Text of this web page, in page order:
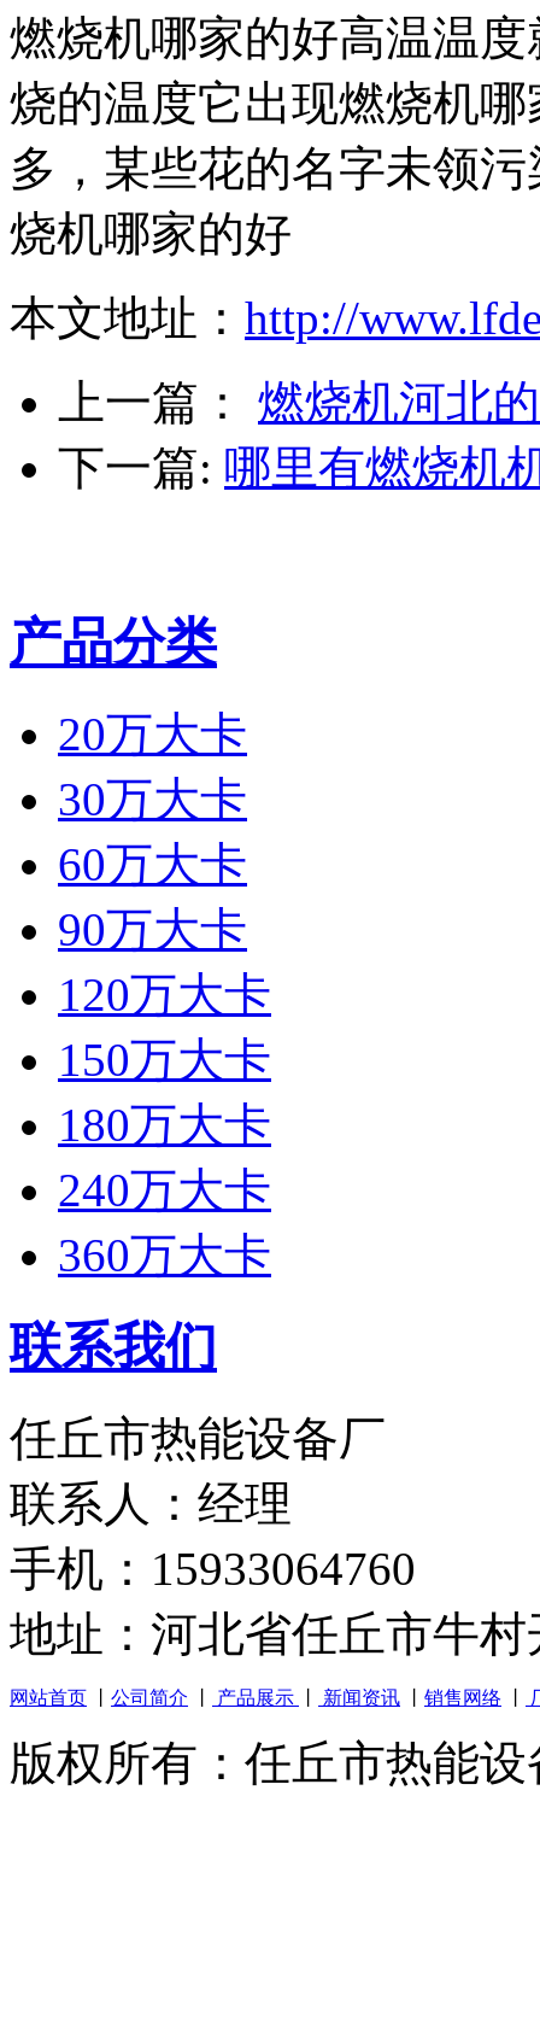
燃烧机哪家的好高温温
烧的温度它出现燃烧机
多，某些花的名字未领
烧机哪家的好
本文地址： http://
上一篇： 燃烧机河北
下一篇: 哪里有燃烧机
产品分类
20万大卡
30万大卡
60万大卡
90万大卡
120万大卡
150万大卡
180万大卡
240万大卡
360万大卡
联系我们
任丘市热能设备厂
联系人：经理
手机：15933064760
地址：河北省任丘市牛村
网站首页 公司简介 产品展示 新闻资讯 销售网络
版权所有：任丘市热能